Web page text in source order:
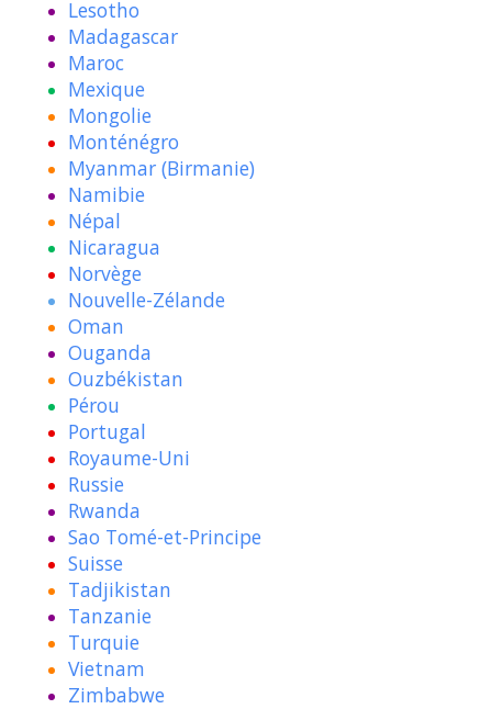
Lesotho
Madagascar
Maroc
Mexique
Mongolie
Monténégro
Myanmar (Birmanie)
Namibie
Népal
Nicaragua
Norvège
Nouvelle-Zélande
Oman
Ouganda
Ouzbékistan
Pérou
Portugal
Royaume-Uni
Russie
Rwanda
Sao Tomé-et-Principe
Suisse
Tadjikistan
Tanzanie
Turquie
Vietnam
Zimbabwe